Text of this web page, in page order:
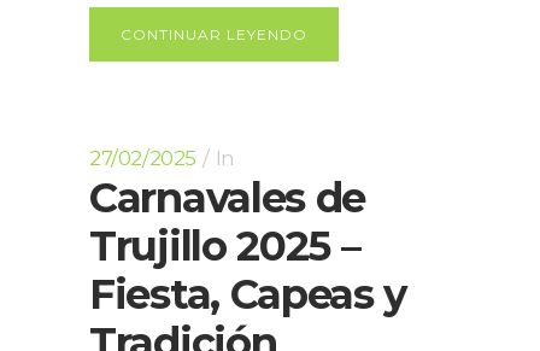
CONTINUAR LEYENDO
27/02/2025 In
Carnavales de
Trujillo 2025 –
Fiesta, Capeas y